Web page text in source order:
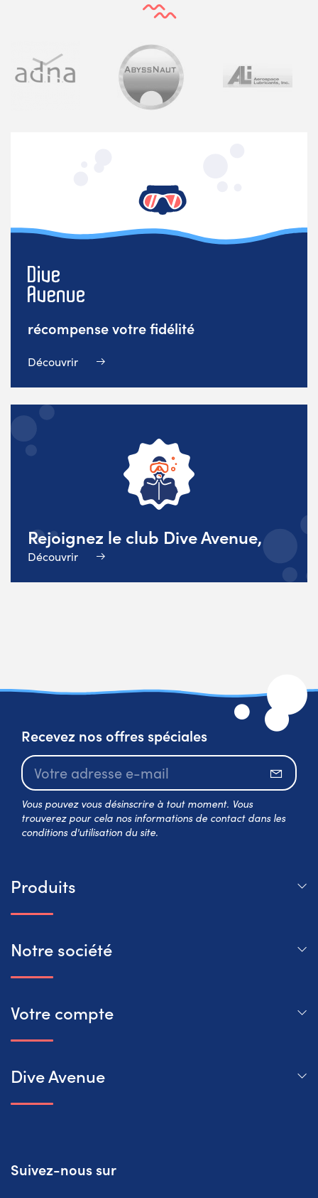
récompense votre fidélité
Découvrir
Rejoignez le club Dive Avenue,
Découvrir
Recevez nos offres spéciales
Vous pouvez vous désinscrire à tout moment. Vous
trouverez pour cela nos informations de contact dans les
conditions d'utilisation du site.
Produits
Notre société
Votre compte
Dive Avenue
Suivez-nous sur